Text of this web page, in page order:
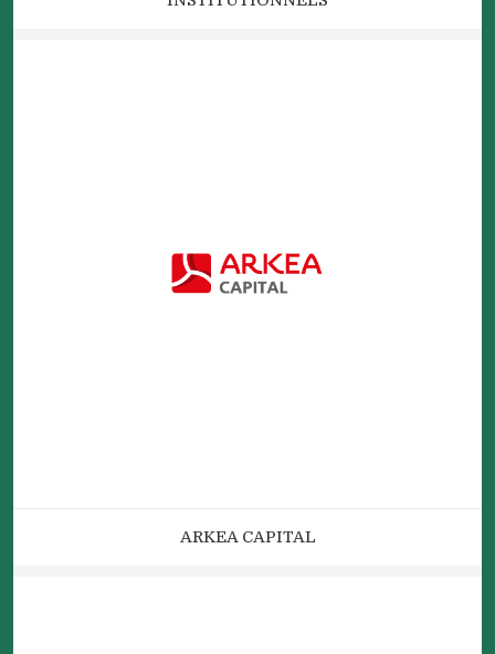
ARKEA CAPITAL